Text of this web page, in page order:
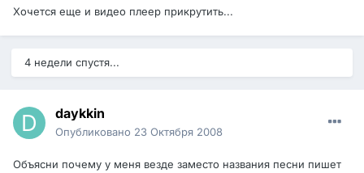
Хочется еще и видео плеер прикрутить...
4 недели спустя...
daykkin
Опубликовано 23 Октября 2008
Объясни почему у меня везде заместо названия песни пишет